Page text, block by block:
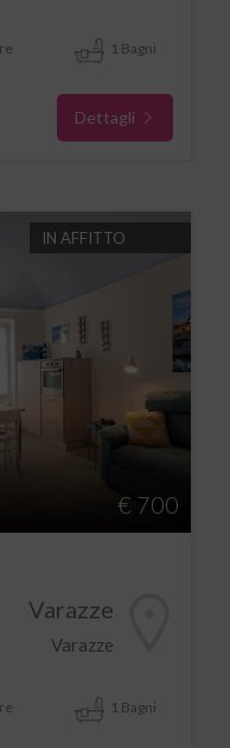
1 Bagni
Dettagli
IN AFFITTO
€ 700
Varazze
Varazze
1 Bagni